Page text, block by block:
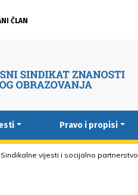
ČLAN
Pravo i propisi
Sindikalne vijesti i socijalno partnerstvo